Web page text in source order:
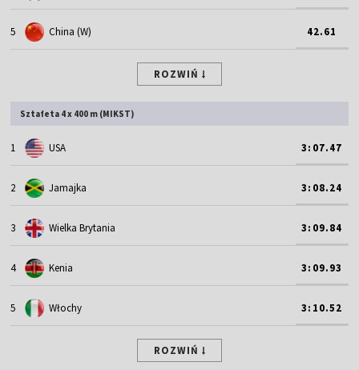
5 China (W) 42.61
ROZWIŃ
Sztafeta 4 x 400 m (MIKST)
1 USA 3:07.47
2 Jamajka 3:08.24
3 Wielka Brytania 3:09.84
4 Kenia 3:09.93
5 Włochy 3:10.52
ROZWIŃ